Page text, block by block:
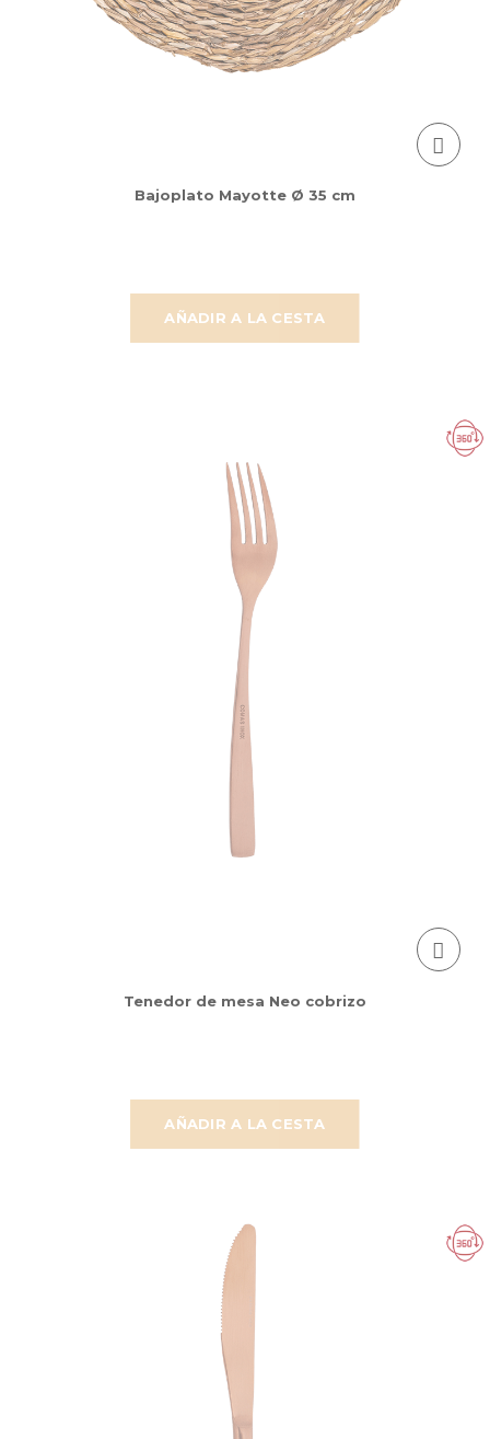
AÑADIR A LA CESTA
Bajoplato Mayotte Ø 35 cm
AÑADIR A LA CESTA
Tenedor de mesa Neo cobrizo